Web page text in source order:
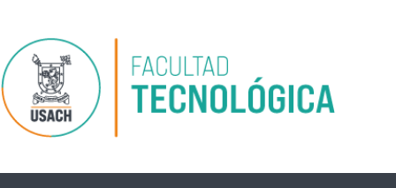
Pasar al contenido principal